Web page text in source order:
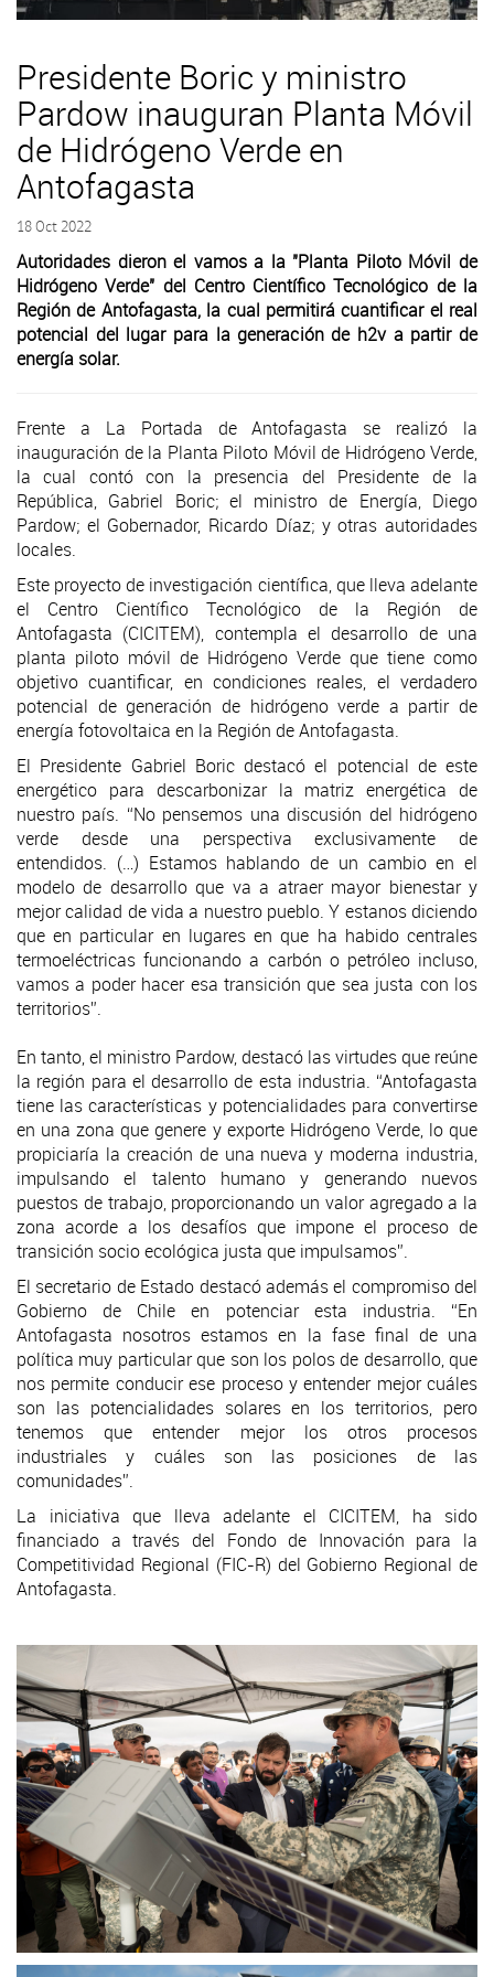
Presidente Boric y ministro
Pardow inauguran Planta Móvil
de Hidrógeno Verde en
Antofagasta
18 Oct 2022
Autoridades dieron el vamos a la "Planta Piloto Móvil de
Hidrógeno Verde" del Centro Científico Tecnológico de la
Región de Antofagasta, la cual permitirá cuantificar el real
potencial del lugar para la generación de h2v a partir de
energía solar.
Frente a La Portada de Antofagasta se realizó la
inauguración de la Planta Piloto Móvil de Hidrógeno Verde,
la cual contó con la presencia del Presidente de la
República, Gabriel Boric; el ministro de Energía, Diego
Pardow; el Gobernador, Ricardo Díaz; y otras autoridades
locales.
Este proyecto de investigación científica, que lleva adelante
el Centro Científico Tecnológico de la Región de
Antofagasta (CICITEM), contempla el desarrollo de una
planta piloto móvil de Hidrógeno Verde que tiene como
objetivo cuantificar, en condiciones reales, el verdadero
potencial de generación de hidrógeno verde a partir de
energía fotovoltaica en la Región de Antofagasta.
El Presidente Gabriel Boric destacó el potencial de este
energético para descarbonizar la matriz energética de
nuestro país. “No pensemos una discusión del hidrógeno
verde desde una perspectiva exclusivamente de
entendidos. (…) Estamos hablando de un cambio en el
modelo de desarrollo que va a atraer mayor bienestar y
mejor calidad de vida a nuestro pueblo. Y estanos diciendo
que en particular en lugares en que ha habido centrales
termoeléctricas funcionando a carbón o petróleo incluso,
vamos a poder hacer esa transición que sea justa con los
territorios”.
En tanto, el ministro Pardow, destacó las virtudes que reúne
la región para el desarrollo de esta industria. “Antofagasta
tiene las características y potencialidades para convertirse
en una zona que genere y exporte Hidrógeno Verde, lo que
propiciaría la creación de una nueva y moderna industria,
impulsando el talento humano y generando nuevos
puestos de trabajo, proporcionando un valor agregado a la
zona acorde a los desafíos que impone el proceso de
transición socio ecológica justa que impulsamos”.
El secretario de Estado destacó además el compromiso del
Gobierno de Chile en potenciar esta industria. “En
Antofagasta nosotros estamos en la fase final de una
política muy particular que son los polos de desarrollo, que
nos permite conducir ese proceso y entender mejor cuáles
son las potencialidades solares en los territorios, pero
tenemos que entender mejor los otros procesos
industriales y cuáles son las posiciones de las
comunidades”.
La iniciativa que lleva adelante el CICITEM, ha sido
financiado a través del Fondo de Innovación para la
Competitividad Regional (FIC-R) del Gobierno Regional de
Antofagasta.